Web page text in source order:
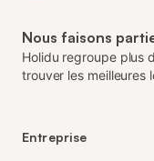
Nous faisons
Holidu regroupe plus
trouver les meilleures
Entreprise